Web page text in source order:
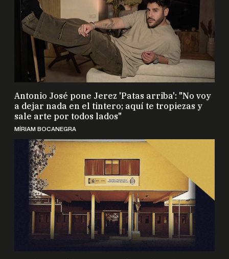
Antonio José pone Jerez 'Patas arriba': "No voy
a dejar nada en el tintero; aquí te tropiezas y
sale arte por todos lados"
MÍRIAM BOCANEGRA